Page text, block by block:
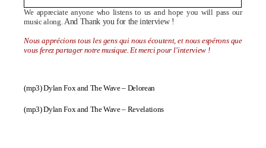
We appreciate anyone who listens to us and hope you will pass our
music along.And Thank you for the interview !
Nous apprécions tous les gens qui nous écoutent, et nous espérons que
vous ferez partager notre musique.Et merci pour l’interview !
(mp3)Dylan Fox and The Wave – Delorean
(mp3)Dylan Fox and The Wave – Revelations